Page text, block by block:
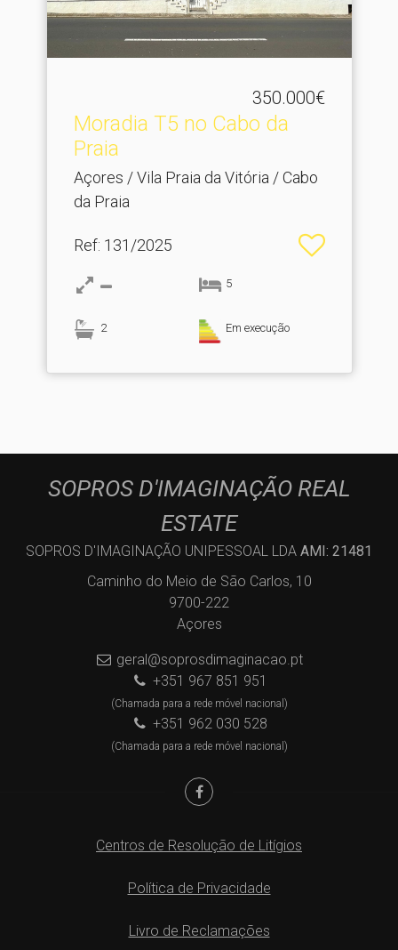
350.000€
Moradia T5 no Cabo da
Praia
Açores / Vila Praia da Vitória / Cabo
da Praia
Ref: 131/2025
5
2 Em execução
SOPROS D'IMAGINAÇÃO REAL
ESTATE
SOPROS D'IMAGINAÇÃO UNIPESSOAL LDA AMI: 21481
Caminho do Meio de São Carlos, 10
9700-222
Açores
geral@soprosdimaginacao.pt
+351 967 851 951
(Chamada para a rede móvel nacional)
+351 962 030 528
(Chamada para a rede móvel nacional)
Centros de Resolução de Litígios
Política de Privacidade
Livro de Reclamações